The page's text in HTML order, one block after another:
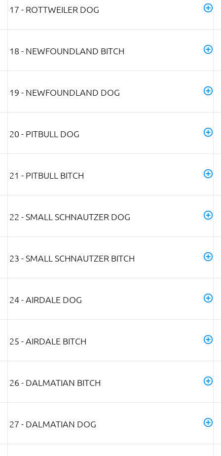
17 - ROTTWEILER DOG
18 - NEWFOUNDLAND BITCH
19 - NEWFOUNDLAND DOG
20 - PITBULL DOG
21 - PITBULL BITCH
22 - SMALL SCHNAUTZER DOG
23 - SMALL SCHNAUTZER BITCH
24 - AIRDALE DOG
25 - AIRDALE BITCH
26 - DALMATIAN BITCH
27 - DALMATIAN DOG